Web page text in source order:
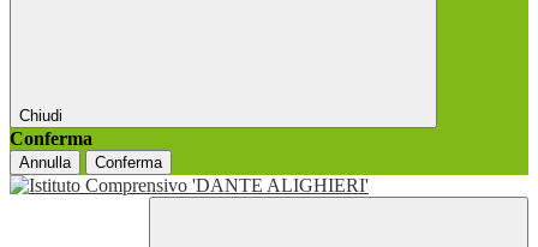
Chiudi
Conferma
Annulla Conferma